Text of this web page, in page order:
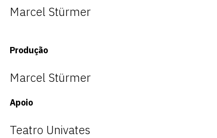
Marcel Stürmer
Produção
Marcel Stürmer
Apoio
Teatro Univates